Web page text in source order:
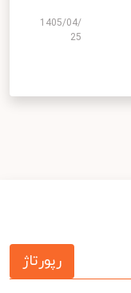
1405/04/
25
رپورتاژ